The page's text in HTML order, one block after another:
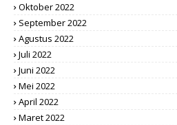
Oktober 2022
September 2022
Agustus 2022
Juli 2022
Juni 2022
Mei 2022
April 2022
Maret 2022